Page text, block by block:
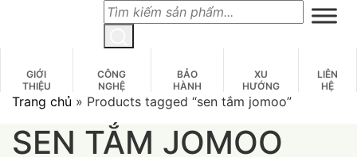
content
GIỚI
THIỆU
CÔNG
NGHỆ
BẢO
HÀNH
XU
HƯỚNG
LIÊN
HỆ
Trang chủ » Products tagged “sen tắm jomoo”
SEN TẮM JOMOO